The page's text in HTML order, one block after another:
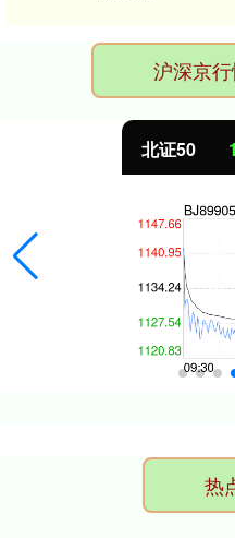
沪深京
北证50 1122.88
热